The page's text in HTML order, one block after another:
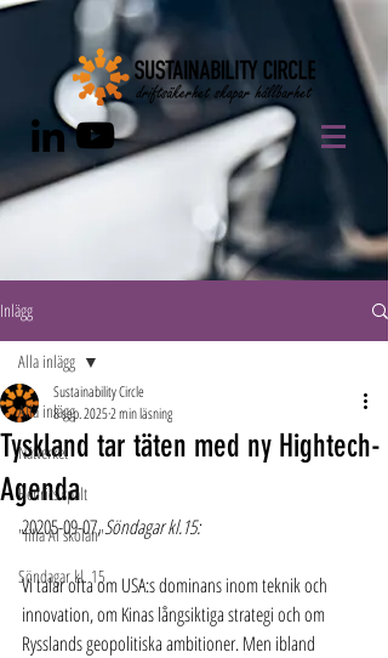
Inlägg
Alla inlägg
Nätverket
Henrics spalt
"lilla AI skolan"
Söndagar kl. 15
Alla inlägg
Tyskland tar täten med ny Hightech-
Agenda
Sustainability Circle
8 sep. 20252 min läsning
20205-09-07, Söndagar kl.15:
Vi talar ofta om USA:s dominans inom teknik och
innovation, om Kinas långsiktiga strategi och om
Rysslands geopolitiska ambitioner. Men ibland